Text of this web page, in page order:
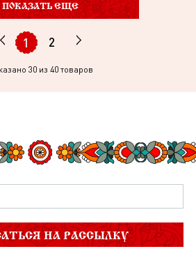
ПОКАЗАТЬ ЕЩЕ
1 2
30из 40 товаров
НА РАССЫЛКУ